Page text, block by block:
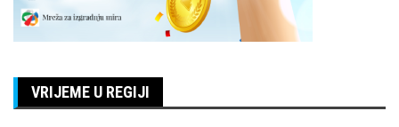
VRIJEME U REGIJI